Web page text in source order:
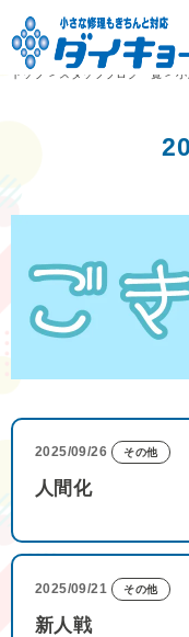
トップ
> スタッフブログ一覧 >
2025/09/26 その他
人間化
2025/09/21 その他
新人戦